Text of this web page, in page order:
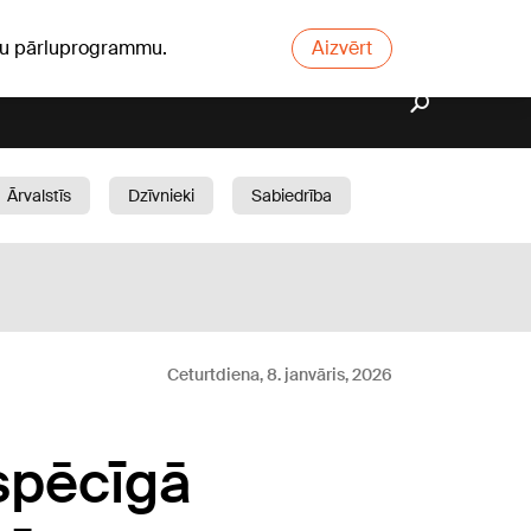
pārluprogrammu. Aizvērt
Ārvalstīs Dzīvnieki
Sabiedrība
Ceturtdiena, 8. janvāris, 2026